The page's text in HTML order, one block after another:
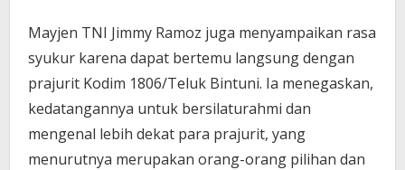
Mayjen TNI Jimmy Ramoz juga menyampaikan rasa
syukur karena dapat bertemu langsung dengan
prajurit Kodim 1806/Teluk Bintuni. Ia menegaskan,
kedatangannya untuk bersilaturahmi dan
mengenal lebih dekat para prajurit, yang
menurutnya merupakan orang-orang pilihan dan